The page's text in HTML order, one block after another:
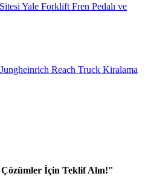
Yale Forklift Fren Pedalı ve
Reach Truck Kiralama
İçin Teklif Alın!"